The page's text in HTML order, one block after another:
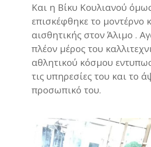
Και η Βίκυ Κουλιανού
επισκέφθηκε το μοντέρνο
αισθητικής στον Άλιμο .
πλέον μέρος του
αθλητικού κόσμου
τις υπηρεσίες του και το
προσωπικό του.